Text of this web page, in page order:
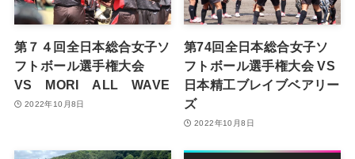
第７４回全日本総合女子ソ
フトボール選手権大会
VS MORI ALL WAVE
2022年10月8日
第74回全日本総合女子ソ
フトボール選手権大会 VS
日本精工ブレイブベアリー
ズ
2022年10月8日